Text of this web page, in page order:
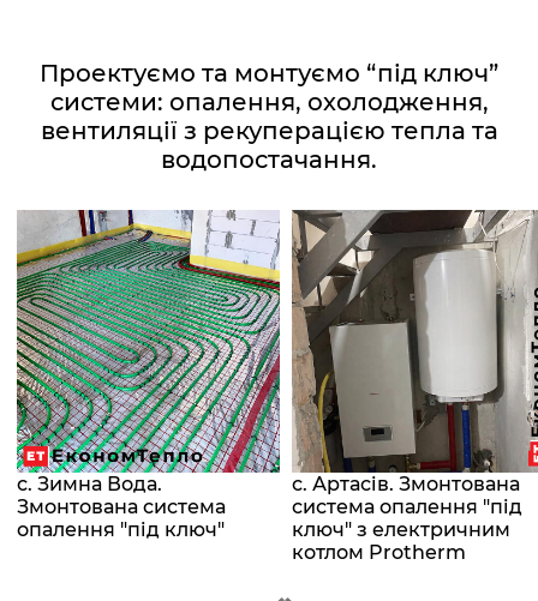
Проектуємо та монтуємо “під ключ”
системи: опалення, охолодження,
вентиляції з рекуперацією тепла та
водопостачання.
с. Зимна Вода.
Змонтована система
опалення "під ключ"
с. Артасів. Змонтована
система опалення "під
ключ" з електричним
котлом Protherm